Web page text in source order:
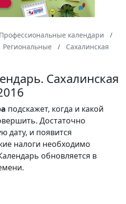
Профессиональные календари
Региональные
Сахалинская
Сахалинская
подскажет, когда и какой
Достаточно
дату, и появится
налоги необходимо
обновляется в